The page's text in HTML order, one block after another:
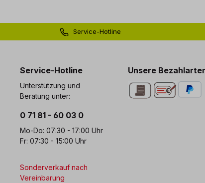
Service-Hotline
Service-Hotline
Unterstützung und
Beratung unter:
0 71 81 - 60 03 0
Mo-Do: 07:30 - 17:00 Uhr
Fr: 07:30 - 15:00 Uhr
Sonderverkauf nach
Vereinbarung
Unsere